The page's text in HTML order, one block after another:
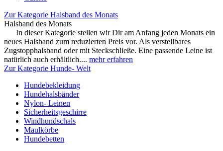
Zur Kategorie Halsband des Monats
Halsband des Monats
In dieser Kategorie stellen wir Dir am Anfang jeden Monats ein
neues Halsband zum reduzierten Preis vor. Als verstellbares
Zugstopphalsband oder mit Steckschließe. Eine passende Leine ist
natürlich auch erhältlich.... mehr erfahren
Zur Kategorie Hunde- Welt
Hundebekleidung
Hundehalsbänder
Nylon- Leinen
Sicherheitsgeschirre
Windhundschals
Maulkörbe
Hundebetten